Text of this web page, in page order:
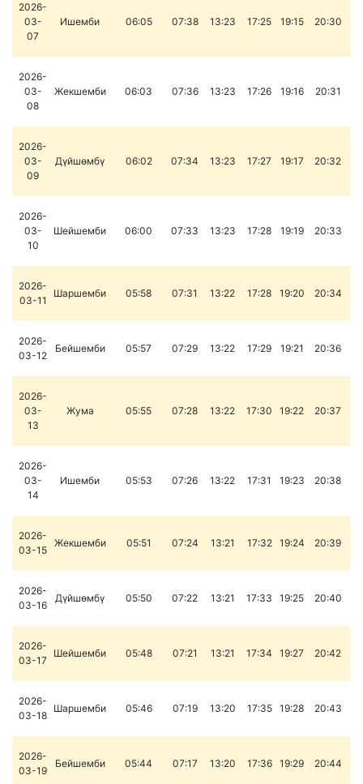
2026-
03-
07
Ишемби 06:05 07:38 13:23 17:25 19:15 20:30
2026-
03-
08
Жекшемби 06:03 07:36 13:23 17:26 19:16 20:31
2026-
03-
09
Дүйшөмбү 06:02 07:34 13:23 17:27 19:17 20:32
2026-
03-
10
Шейшемби 06:00 07:33 13:23 17:28 19:19 20:33
2026-
03-11
Шаршемби 05:58 07:31 13:22 17:28 19:20 20:34
2026-
03-12
Бейшемби 05:57 07:29 13:22 17:29 19:21 20:36
2026-
03-
13
Жума 05:55 07:28 13:22 17:30 19:22 20:37
2026-
03-
14
Ишемби 05:53 07:26 13:22 17:31 19:23 20:38
2026-
03-15
Жекшемби 05:51 07:24 13:21 17:32 19:24 20:39
2026-
03-16
Дүйшөмбү 05:50 07:22 13:21 17:33 19:25 20:40
2026-
03-17
Шейшемби 05:48 07:21 13:21 17:34 19:27 20:42
2026-
03-18
Шаршемби 05:46 07:19 13:20 17:35 19:28 20:43
2026-
03-19
Бейшемби 05:44 07:17 13:20 17:36 19:29 20:44